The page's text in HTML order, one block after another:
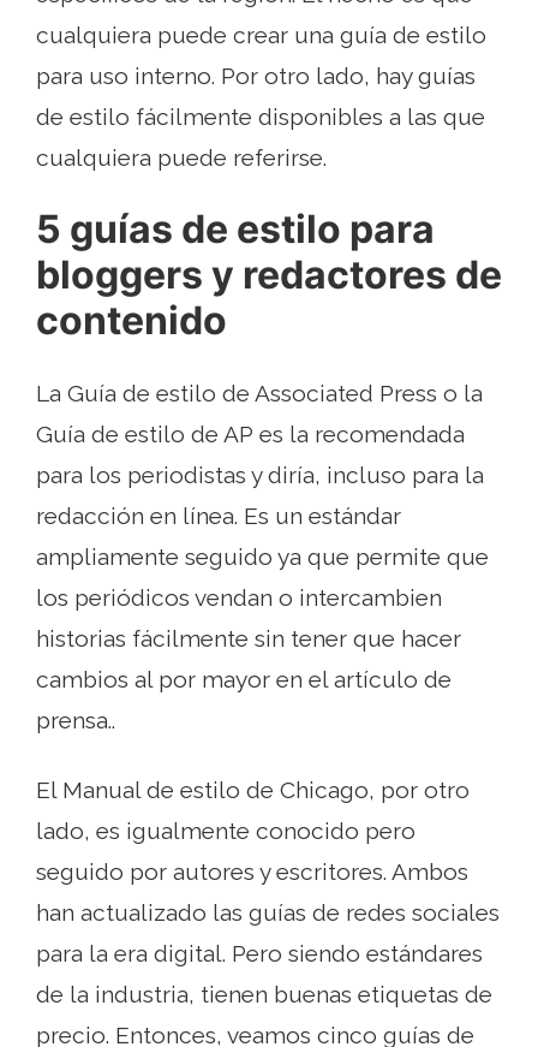
cualquiera puede crear una guía de estilo
para uso interno. Por otro lado, hay guías
de estilo fácilmente disponibles a las que
cualquiera puede referirse.
5 guías de estilo para
bloggers y redactores de
contenido
La Guía de estilo de Associated Press o la
Guía de estilo de AP es la recomendada
para los periodistas y diría, incluso para la
redacción en línea. Es un estándar
ampliamente seguido ya que permite que
los periódicos vendan o intercambien
historias fácilmente sin tener que hacer
cambios al por mayor en el artículo de
prensa..
El Manual de estilo de Chicago, por otro
lado, es igualmente conocido pero
seguido por autores y escritores. Ambos
han actualizado las guías de redes sociales
para la era digital. Pero siendo estándares
de la industria, tienen buenas etiquetas de
precio. Entonces, veamos cinco guías de